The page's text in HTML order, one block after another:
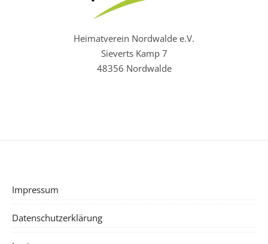
Heimatverein Nordwalde e.V.
Sieverts Kamp 7
48356 Nordwalde
Impressum
Datenschutzerklärung